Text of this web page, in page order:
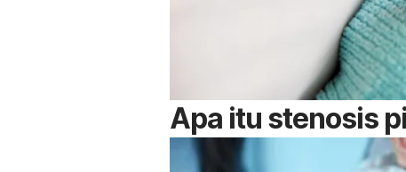
Apa itu stenosis